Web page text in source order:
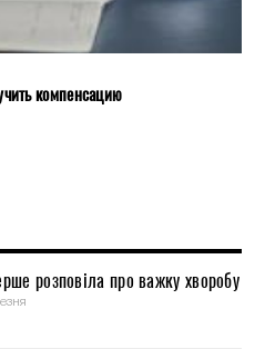
компенсацию
розповіла про важку хворобу